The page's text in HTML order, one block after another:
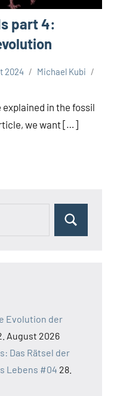
part 4:
2024 Michael Kubi
in the fossil
we want […]
Suchen
Evolution der
August 2026
Das Rätsel der
Lebens #04 28.